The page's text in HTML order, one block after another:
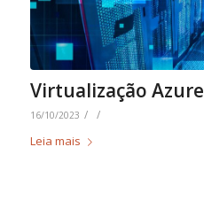
Virtualização Azure
16/10/2023 / /
Leia mais